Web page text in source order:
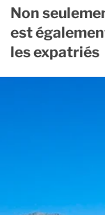
Non
est
les expatriés